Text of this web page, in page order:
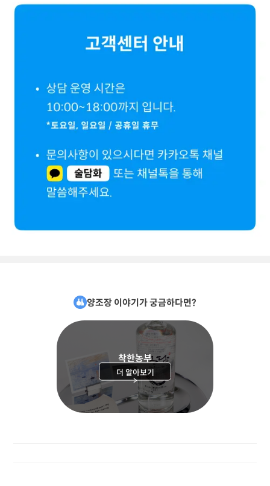
양조장 이야기가 궁금하다면?
착한농부
더 알아보기
>